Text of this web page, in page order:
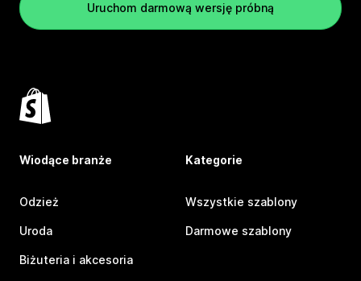
Uruchom darmową wersję próbną
Wiodące branże
Odzież
Uroda
Biżuteria i akcesoria
Kategorie
Wszystkie szablony
Darmowe szablony